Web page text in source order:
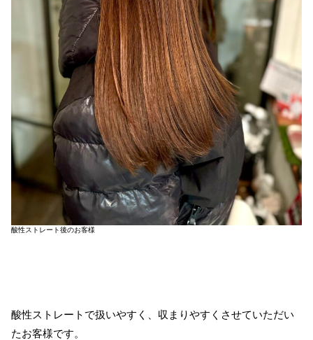
酸性ストレート後のお客様
酸性ストレートで扱いやすく、収まりやすくさせていただい
たお客様です。